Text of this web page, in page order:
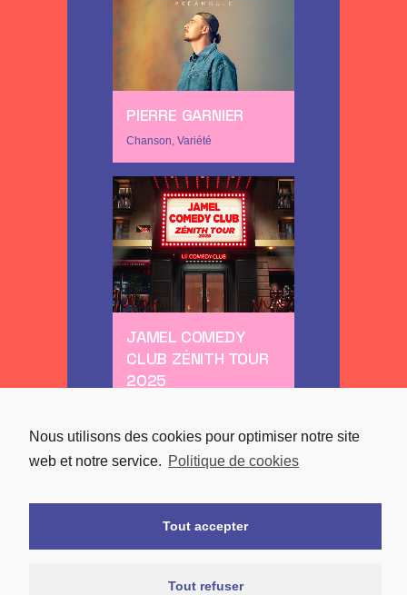
PIERRE GARNIER
Chanson, Variété
JAMEL COMEDY
CLUB ZÉNITH TOUR
2025
Nous utilisons des cookies pour optimiser notre site
web et notre service. Politique de cookies
Tout accepter
Tout refuser